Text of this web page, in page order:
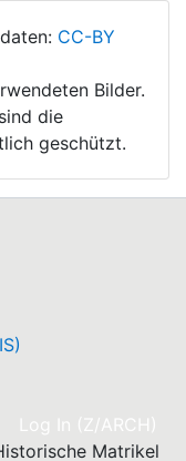
CC-BY
Bilder.
die
geschützt.
Log In (Z/ARCH)
Matrikel